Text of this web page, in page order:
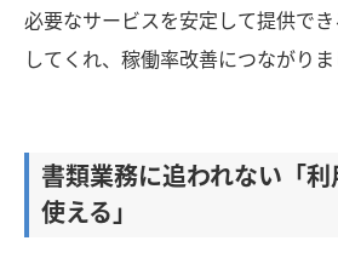
必要なサービスを安定して提供で
してくれ、稼働率改善につながりま
書類業務に追われない「
使える」